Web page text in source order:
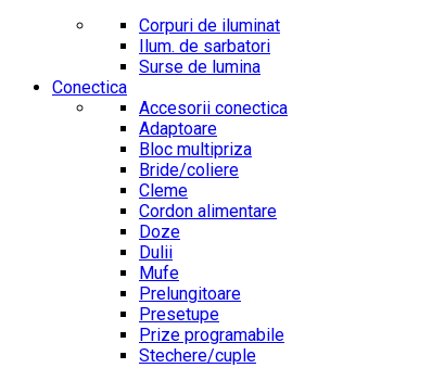
Corpuri de iluminat
Ilum. de sarbatori
Surse de lumina
Conectica
Accesorii conectica
Adaptoare
Bloc multipriza
Bride/coliere
Cleme
Cordon alimentare
Doze
Dulii
Mufe
Prelungitoare
Presetupe
Prize programabile
Stechere/cuple